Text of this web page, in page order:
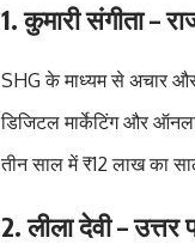
1.कुमारी संगीता –
SHG के माध्यम से अचार
डिजिटल मार्केटिंग और
तीन साल में ₹12 लाख का
2.लीला देवी – उत्तर